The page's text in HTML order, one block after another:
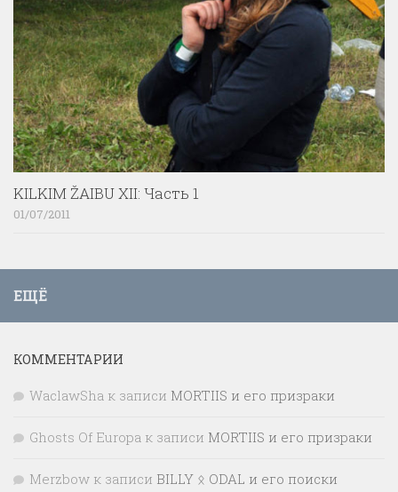
KILKIM ŽAIBU XII: Часть 1
01/07/2011
ЕЩЁ
КОММЕНТАРИИ
WaclawSha к записи MORTIIS и его призраки
Ghosts Of Europa к записи MORTIIS и его призраки
Merzbow к записи BILLY ᛟ ODAL и его поиски